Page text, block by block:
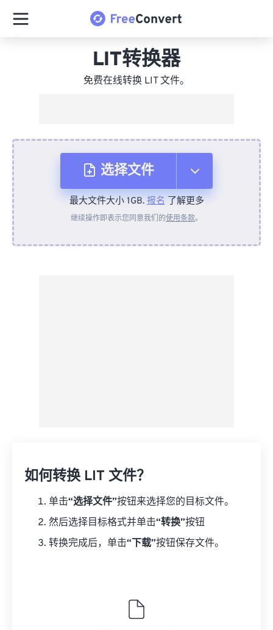
LIT转换器
免费在线转换 LIT 文件。
选择文件
从设备
最大文件大小 1GB.报名了解更多
继续操作即表示您同意我们的使用条款。
如何转换 LIT 文件？
单击“选择文件”按钮来选择您的目标文件。
然后选择目标格式并单击“转换”按钮
转换完成后，单击“下载”按钮保存文件。